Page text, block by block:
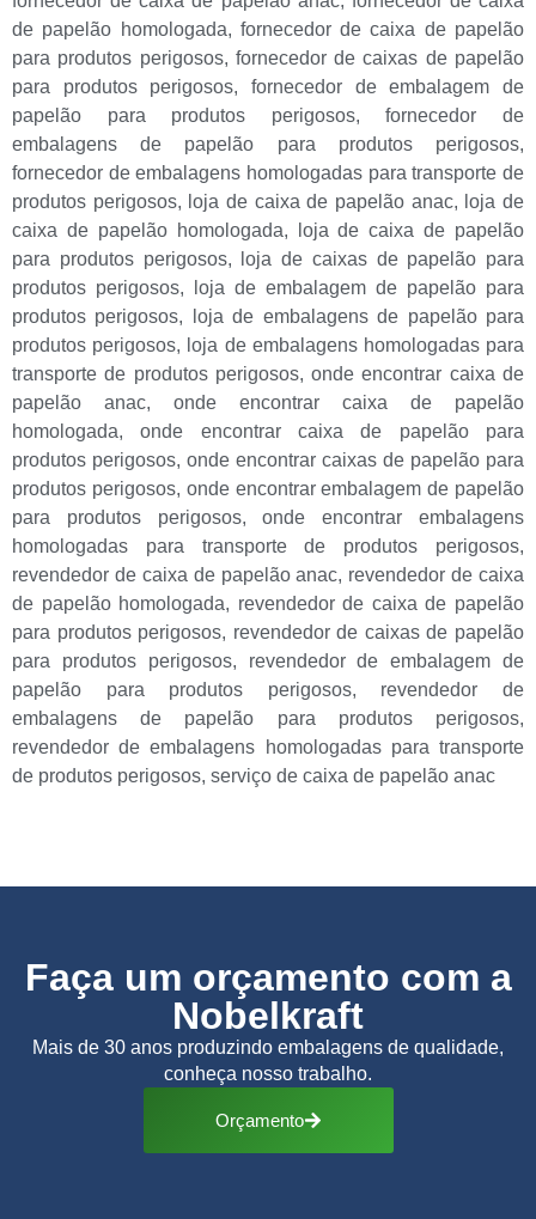
de papelão homologada, fornecedor de caixa de papelão
para produtos perigosos, fornecedor de caixas de papelão
para produtos perigosos,fornecedor de embalagem de
papelão para produtos perigosos,fornecedor de
embalagens de papelão para produtos perigosos,
fornecedor de embalagens homologadas para transporte de
produtos perigosos, loja de caixa de papelão anac, loja de
caixa de papelão homologada,
loja de caixa de papelão
para produtos perigosos,
loja de caixas de papelão para
produtos perigosos,
loja de embalagem de papelão para
produtos perigosos,
loja de embalagens de papelão para
produtos perigosos, loja de embalagens homologadas para
transporte de produtos perigosos,onde encontrar caixa de
papelão anac, onde encontrar caixa de papelão
homologada,onde encontrar caixa de papelão para
produtos perigosos, onde encontrar caixas de papelão para
produtos perigosos, onde encontrar embalagem de papelão
para produtos perigosos,onde encontrar embalagens
homologadas para transporte de produtos perigosos,
revendedor de caixa de papelão anac, revendedor de caixa
de papelão homologada, revendedor de caixa de papelão
para produtos perigosos, revendedor de caixas de papelão
para produtos perigosos, revendedor de embalagem de
papelão para produtos perigosos, revendedor de
embalagens de papelão para produtos perigosos,
revendedor de embalagens homologadas para transporte
de produtos perigosos, serviço de caixa de papelão anac
Faça um orçamento com a
Nobelkraft
Mais de 30 anos produzindo embalagens de qualidade,
conheça nosso trabalho.
Orçamento